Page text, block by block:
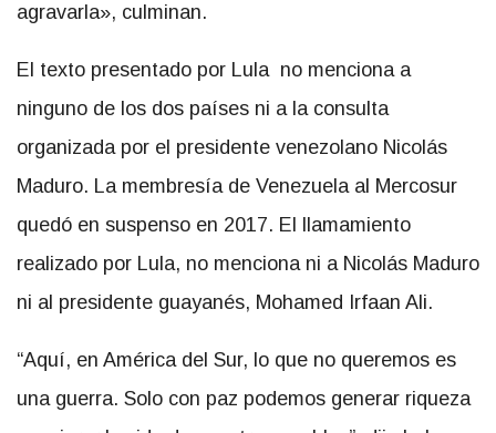
agravarla», culminan.
El texto presentado por Lula no menciona a
ninguno de los dos países ni a la consulta
organizada por el presidente venezolano Nicolás
Maduro. La membresía de Venezuela al Mercosur
quedó en suspenso en 2017. El llamamiento
realizado por Lula, no menciona ni a Nicolás Maduro
ni al presidente guayanés, Mohamed Irfaan Ali.
“Aquí, en América del Sur, lo que no queremos es
una guerra. Solo con paz podemos generar riqueza